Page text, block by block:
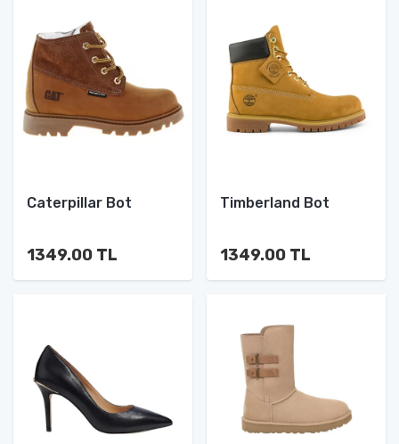
Caterpillar Bot
1349.00 TL
Timberland Bot
1349.00 TL